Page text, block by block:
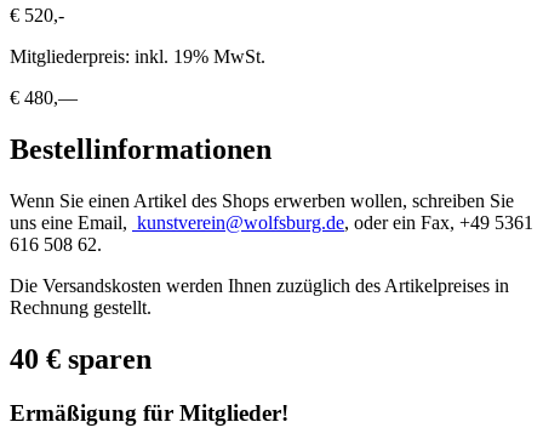
€ 520,-
Mitgliederpreis: inkl. 19% MwSt.
€ 480,—
Bestellinformationen
Wenn Sie einen Artikel des Shops erwerben wollen, schreiben Sie
uns eine Email, kunstverein@wolfsburg.de, oder ein Fax, +49 5361
616 508 62.
Die Versandskosten werden Ihnen zuzüglich des Artikelpreises in
Rechnung gestellt.
40 € sparen
Ermäßigung für Mitglieder!